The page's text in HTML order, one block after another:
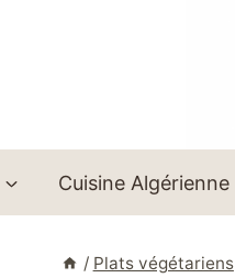
Cuisine Algérienne
/ Plats végétariens